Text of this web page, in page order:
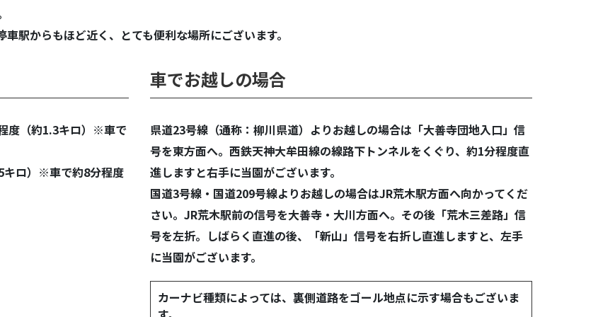
駅からもほど近く、とても便利な場所にございます。
度（約1.3キロ）※車で
キロ）※車で約8分程度
車でお越しの場合
県道23号線（通称：柳川県道）よりお越しの場合は「大善寺団地入口」信
号を東方面へ。西鉄天神大牟田線の線路下トンネルをくぐり、約1分程度直
進しますと右手に当園がございます。
国道3号線・国道209号線よりお越しの場合はJR荒木駅方面へ向かってくだ
さい。JR荒木駅前の信号を大善寺・大川方面へ。その後「荒木三差路」信
号を左折。しばらく直進の後、「新山」信号を右折し直進しますと、左手
に当園がございます。
カーナビ種類によっては、裏側道路をゴール地点に示す場合もございま